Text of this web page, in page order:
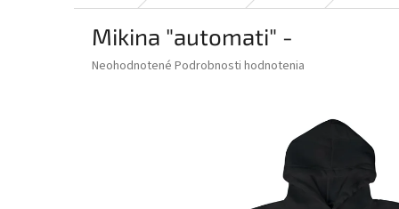
Mikina "automati" -
Priemerné
Neohodnotené Podrobnosti hodnotenia